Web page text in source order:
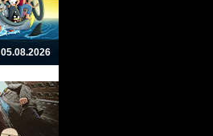
05.08.2026